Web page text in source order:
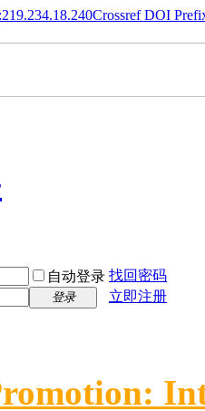
Crossref DOI
自动登录 找回密码
登录 立即注册